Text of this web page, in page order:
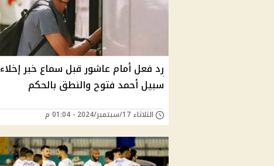
رد فعل أمام عاشور قبل سماع خبر إخلاء
سبيل أحمد فتوح والنطق بالحكم
الثلاثاء 17/سبتمبر/2024 - 01:04 م